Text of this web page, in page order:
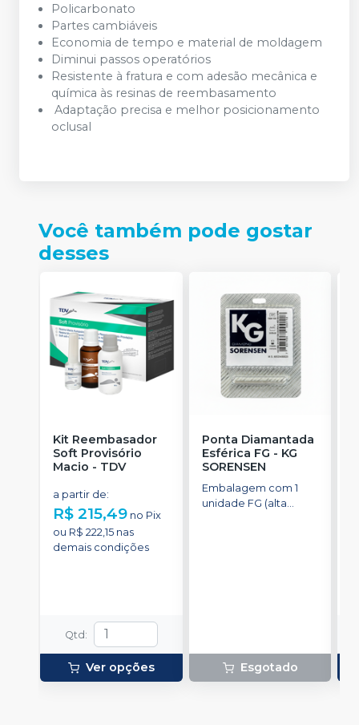
Policarbonato
Partes cambiáveis
Economia de tempo e material de moldagem
Diminui passos operatórios
Resistente à fratura e com adesão mecânica e
química às resinas de reembasamento
Adaptação precisa e melhor posicionamento
oclusal
Você também pode gostar
desses
Kit Reembasador
Soft Provisório
Macio - TDV
a partir de:
R$ 215,49 no Pix
ou R$ 222,15 nas
demais condições
Qtd:
Ver opções
Ponta Diamantada
Esférica FG - KG
SORENSEN
Embalagem com 1
unidade FG (alta
Esgotado